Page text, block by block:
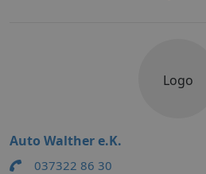
Logo
Auto Walther e.K.
037322 86 30